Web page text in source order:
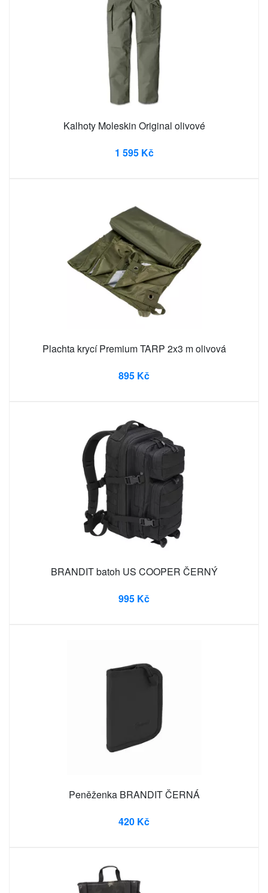
Kalhoty Moleskin Original olivové
1 595 Kč
Plachta krycí Premium TARP 2x3 m olivová
895 Kč
BRANDIT batoh US COOPER ČERNÝ
995 Kč
Peněženka BRANDIT ČERNÁ
420 Kč